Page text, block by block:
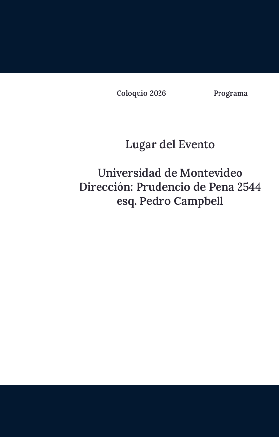
Lugar del Evento
Universidad de Montevideo
Dirección: Prudencio de Pena 2544
esq. Pedro Campbell
Coloquio 2026 Programa